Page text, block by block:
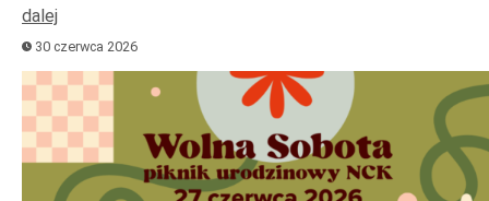
dalej
30 czerwca 2026
Odtwarzacz
plików
dźwiękowych